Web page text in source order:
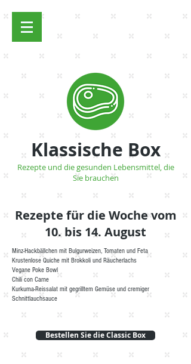
Klassische Box
Rezepte und die gesunden Lebensmittel, die
Sie brauchen
Rezepte für die Woche vom
10. bis 14. August
Minz-Hackbällchen mit Bulgurweizen, Tomaten und Feta
Krustenlose Quiche mit Brokkoli und Räucherlachs
Vegane Poke Bowl
Chili con Carne
Kurkuma-Reissalat mit gegrilltem Gemüse und cremiger
Schnittlauchsauce
Bestellen Sie die Classic Box